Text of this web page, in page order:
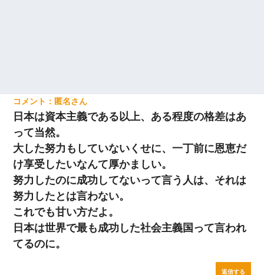
匿名
日本は資本主義である以上、ある程度の格差はあ
って当然。
大した努力もしていないくせに、一丁前に恩恵だ
け享受したいなんて厚かましい。
努力したのに成功してないって言う人は、それは
努力したとは言わない。
これでも甘い方だよ。
日本は世界で最も成功した社会主義国って言われ
てるのに。
返信する